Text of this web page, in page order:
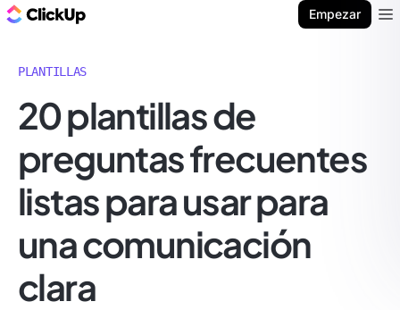
Empezar
PLANTILLAS
20 plantillas de
preguntas frecuentes
listas para usar para
una comunicación
clara